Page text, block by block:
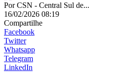
PorCSN - Central Sul de...
16/02/2026 08:19
Compartilhe
Facebook
Twitter
Whatsapp
Telegram
LinkedIn